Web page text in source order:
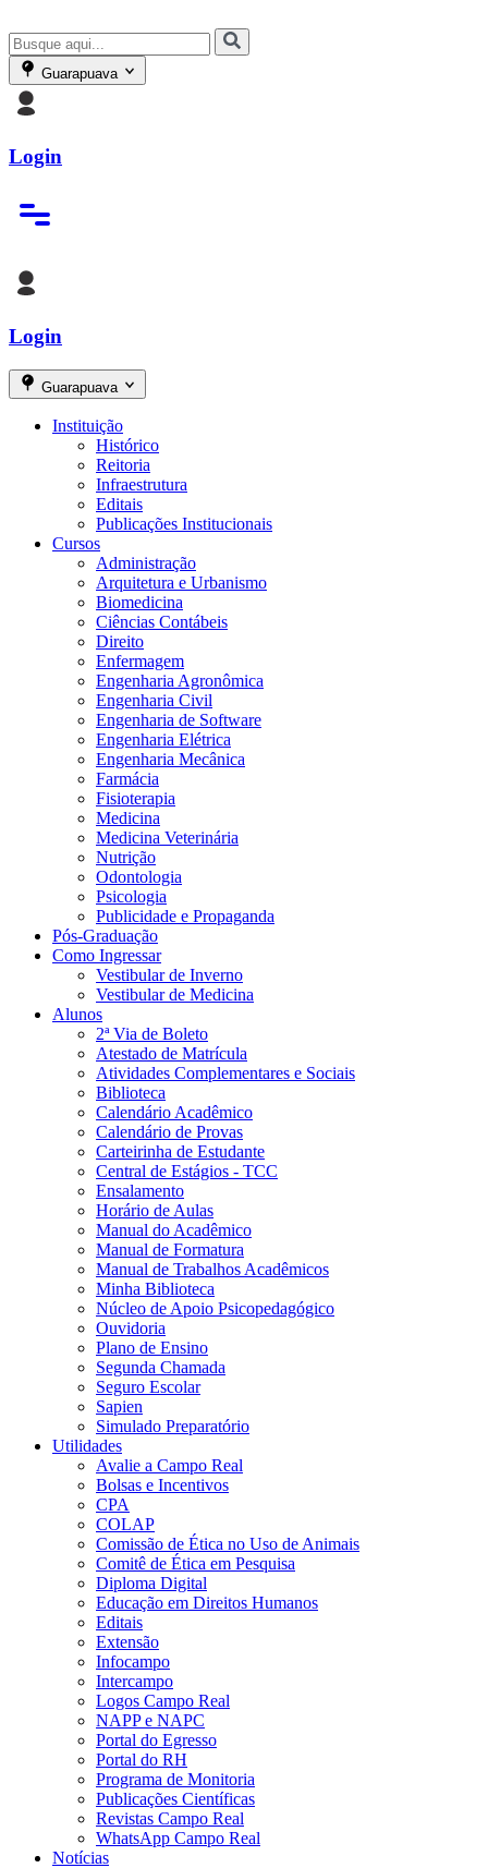
Guarapuava
Login
Login
Guarapuava
Instituição
Histórico
Reitoria
Infraestrutura
Editais
Publicações Institucionais
Cursos
Administração
Arquitetura e Urbanismo
Biomedicina
Ciências Contábeis
Direito
Enfermagem
Engenharia Agronômica
Engenharia Civil
Engenharia de Software
Engenharia Elétrica
Engenharia Mecânica
Farmácia
Fisioterapia
Medicina
Medicina Veterinária
Nutrição
Odontologia
Psicologia
Publicidade e Propaganda
Pós-Graduação
Como Ingressar
Vestibular de Inverno
Vestibular de Medicina
Alunos
2ª Via de Boleto
Atestado de Matrícula
Atividades Complementares e Sociais
Biblioteca
Calendário Acadêmico
Calendário de Provas
Carteirinha de Estudante
Central de Estágios - TCC
Ensalamento
Horário de Aulas
Manual do Acadêmico
Manual de Formatura
Manual de Trabalhos Acadêmicos
Minha Biblioteca
Núcleo de Apoio Psicopedagógico
Ouvidoria
Plano de Ensino
Segunda Chamada
Seguro Escolar
Sapien
Simulado Preparatório
Utilidades
Avalie a Campo Real
Bolsas e Incentivos
CPA
COLAP
Comissão de Ética no Uso de Animais
Comitê de Ética em Pesquisa
Diploma Digital
Educação em Direitos Humanos
Editais
Extensão
Infocampo
Intercampo
Logos Campo Real
NAPP e NAPC
Portal do Egresso
Portal do RH
Programa de Monitoria
Publicações Científicas
Revistas Campo Real
WhatsApp Campo Real
Notícias